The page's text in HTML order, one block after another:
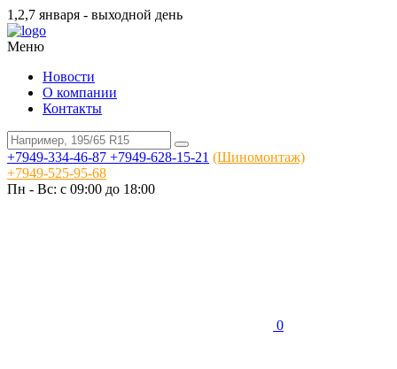
1,2,7 января - выходной день
Меню
Новости
О компании
Контакты
+7949-334-46-87 +7949-628-15-21 (Шиномонтаж)
+7949-525-95-68
Пн - Вс: c 09:00 до 18:00
0